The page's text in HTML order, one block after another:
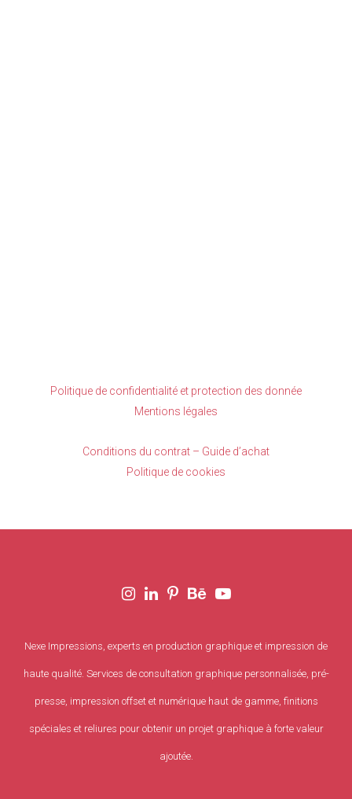
Politique de confidentialité et protection des donnée
Mentions légales
Conditions du contrat – Guide d’achat
Politique de cookies
Nexe Impressions, experts en production graphique et impression de
haute qualité. Services de consultation graphique personnalisée, pré-
presse, impression offset et numérique haut de gamme, finitions
spéciales et reliures pour obtenir un projet graphique à forte valeur
ajoutée.